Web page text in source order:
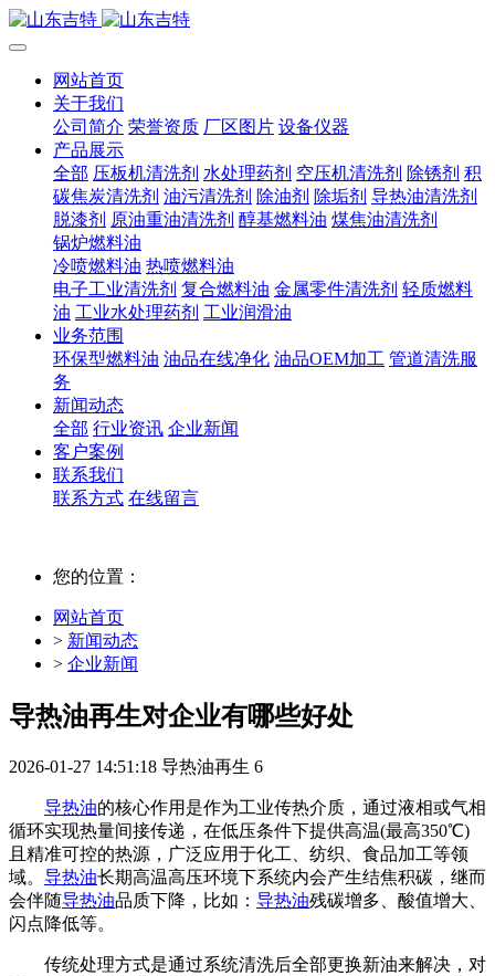
网站首页
关于我们
公司简介 荣誉资质 厂区图片 设备仪器
产品展示
全部 压板机清洗剂 水处理药剂 空压机清洗剂 除锈剂 积
碳焦炭清洗剂 油污清洗剂 除油剂 除垢剂 导热油清洗剂
脱漆剂 原油重油清洗剂 醇基燃料油 煤焦油清洗剂
锅炉燃料油
冷喷燃料油 热喷燃料油
电子工业清洗剂 复合燃料油 金属零件清洗剂 轻质燃料
油 工业水处理药剂 工业润滑油
业务范围
环保型燃料油 油品在线净化 油品OEM加工 管道清洗服
务
新闻动态
全部 行业资讯 企业新闻
客户案例
联系我们
联系方式 在线留言
您的位置：
网站首页
> 新闻动态
> 企业新闻
导热油再生对企业有哪些好处
2026-01-27 14:51:18 导热油再生 6
导热油的核心作用是作为工业传热介质，通过液相或气相
循环实现热量间接传递，在低压条件下提供高温(最高350℃)
且精准可控的热源，广泛应用于化工、纺织、食品加工等领
域。‌ 导热油长期高温高压环境下系统内会产生结焦积碳，继而
会伴随导热油品质下降，比如： 导热油残碳增多、酸值增大、
闪点降低等。
传统处理方式是通过系统清洗后全部更换新油来解决，对